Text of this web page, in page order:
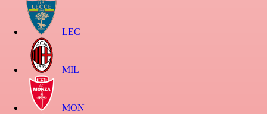
LEC
MIL
MON